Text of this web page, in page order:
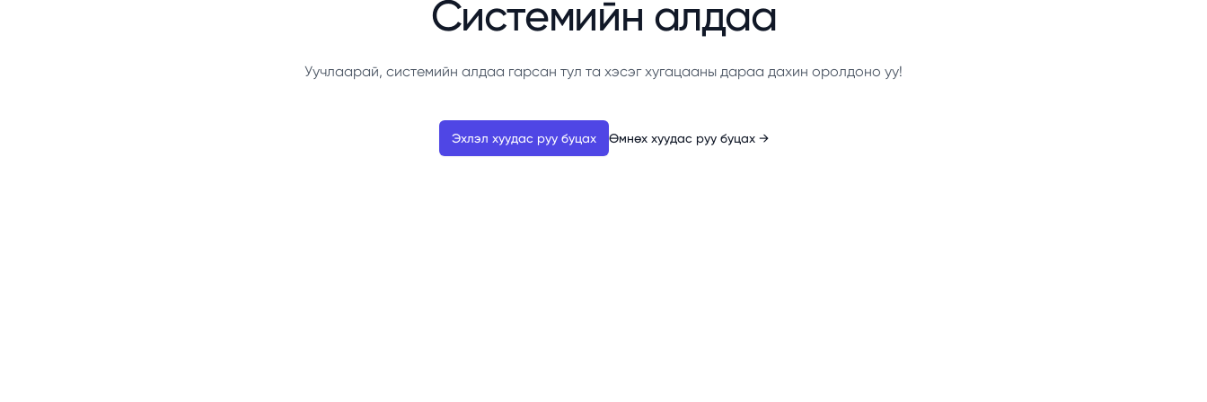
Системийн алдаа
Уучлаарай, системийн алдаа гарсан тул та хэсэг хугацааны дараа дахин оролдоно уу!
Эхлэл хуудас руу буцах Өмнөх хуудас руу буцах →